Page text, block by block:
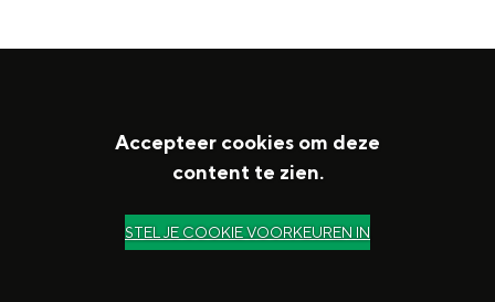
Accepteer cookies om deze
content te zien.
STEL JE COOKIE VOORKEUREN IN